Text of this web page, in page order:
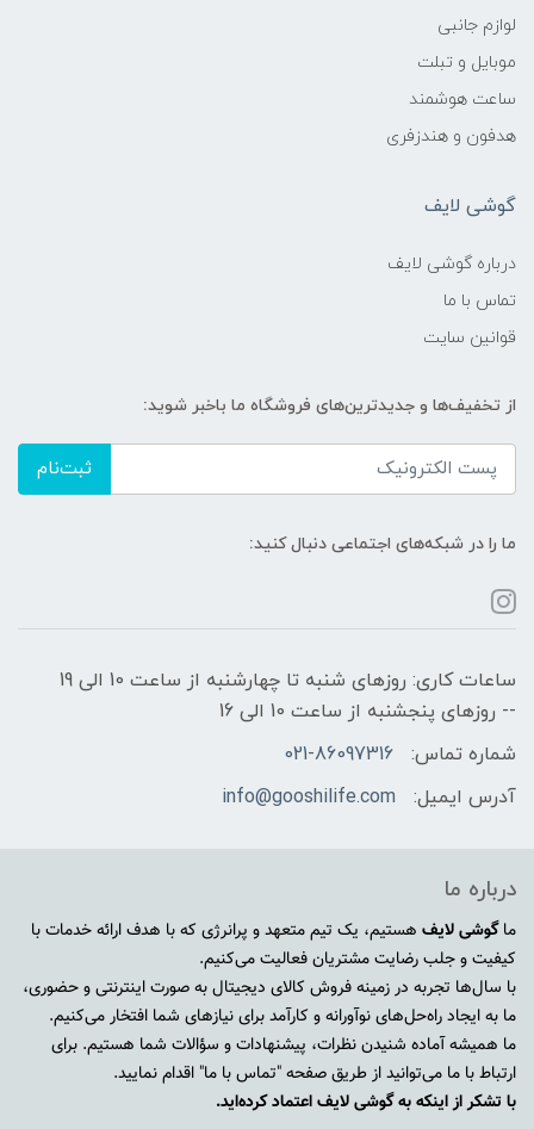
لوازم جانبی
موبایل و تبلت
ساعت هوشمند
هدفون و هندزفری
گوشی لایف
درباره گوشی لایف
تماس با ما
قوانین سایت
از تخفیف‌ها و جدیدترین‌های فروشگاه ما باخبر شوید:
ثبت‌نام
ما را در شبکه‌های اجتماعی دنبال کنید:
ساعات کاری: روزهای شنبه تا چهارشنبه از ساعت 10 الی 19
-- روزهای پنجشنبه از ساعت 10 الی 16
شماره تماس:
021-86097316
آدرس ایمیل:
info@gooshilife.com
درباره ما
ماگوشی لایف هستیم، یک تیم متعهد و پرانرژی که با هدف ارائه خدمات با
کیفیت و جلب رضایت مشتریان فعالیت می‌کنیم.
با سال‌ها تجربه در زمینه فروش کالای دیجیتال به صورت اینترنتی و حضوری،
ما به ایجاد راه‌حل‌های نوآورانه و کارآمد برای نیازهای شما افتخار می‌کنیم.
ما همیشه آماده شنیدن نظرات، پیشنهادات و سؤالات شما هستیم. برای
ارتباط با ما می‌توانید از طریق صفحه "تماس با ما" اقدام نمایید.
با تشکر از اینکه به گوشی لایف اعتماد کرده‌اید.